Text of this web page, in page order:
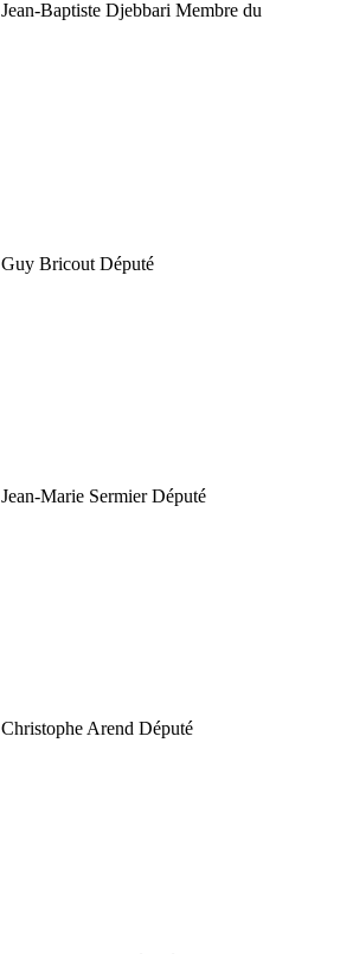
Jean-Baptiste Djebbari Membre du
Guy Bricout Député
Jean-Marie Sermier Député
Christophe Arend Député